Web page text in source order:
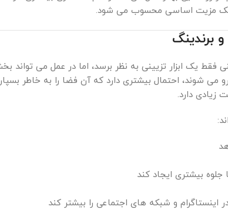
مزیت اساسی محسوب می شود.
برندینگ
فقط یک ابزار تزیینی به نظر برسد، اما در عمل می تواند
شوند، احتمال بیشتری دارد که آن فضا را به خاطر
زیادی دارد.
بیشتری ایجاد کند
و شبکه های اجتماعی را بیشتر کند